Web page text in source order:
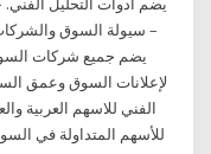
– سيولة السوق
يضم جميع شركات
لإعلانات السوق وعمق
الفني للاسهم العربية